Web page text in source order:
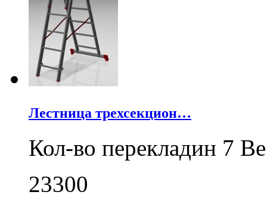
Лестница трехсекцион…
Кол-во перекладин 7
23300